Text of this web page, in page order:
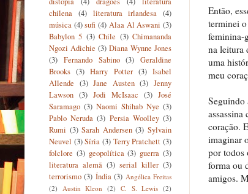
Então,
terminei
feminina-
na leitura
uma
meu
Seguindo
coração.
imaginar
por todos
forma ou
amigos.
chilena (4) literatura irlandesa (4)
música (4) sufi (4) Alaa Al Aswani (3)
Babylon 5 (3) Chile (3) Chimananda
Ngozi Adichie (3) Diana Wynne Jones
(3) Fernando Sabino (3) Geraldine
Brooks (3) Harry Potter (3) Isabel
Allende (3) Jane Austen (3) Jenny
Lawson (3) Jodi McIsaac (3) José
Saramago (3) Naomi Shihab Nye (3)
Pablo Neruda (3) Persia Woolley (3)
Rumi (3) Sarah Andersen (3) Sylvain
Neuvel (3) Síria (3) Terry Pratchett (3)
folclore (3) geopolítica (3) guerra (3)
literatura alemã (3) serial killer (3)
terrorismo (3) Índia (3) Angélica Freitas
(2)
Austin Kleon (2) C. S. Lewis (2)